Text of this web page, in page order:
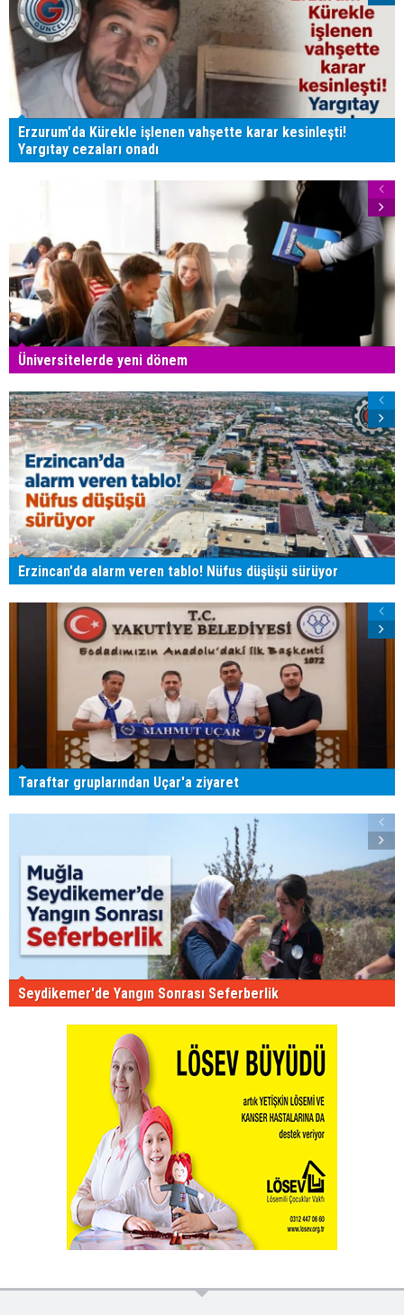
Erzurum'da Kürekle işlenen vahşette karar kesinleşti!
Yargıtay cezaları onadı
Üniversitelerde yeni dönem
Erzincan'da alarm veren tablo! Nüfus düşüşü sürüyor
Taraftar gruplarından Uçar'a ziyaret
Seydikemer'de Yangın Sonrası Seferberlik